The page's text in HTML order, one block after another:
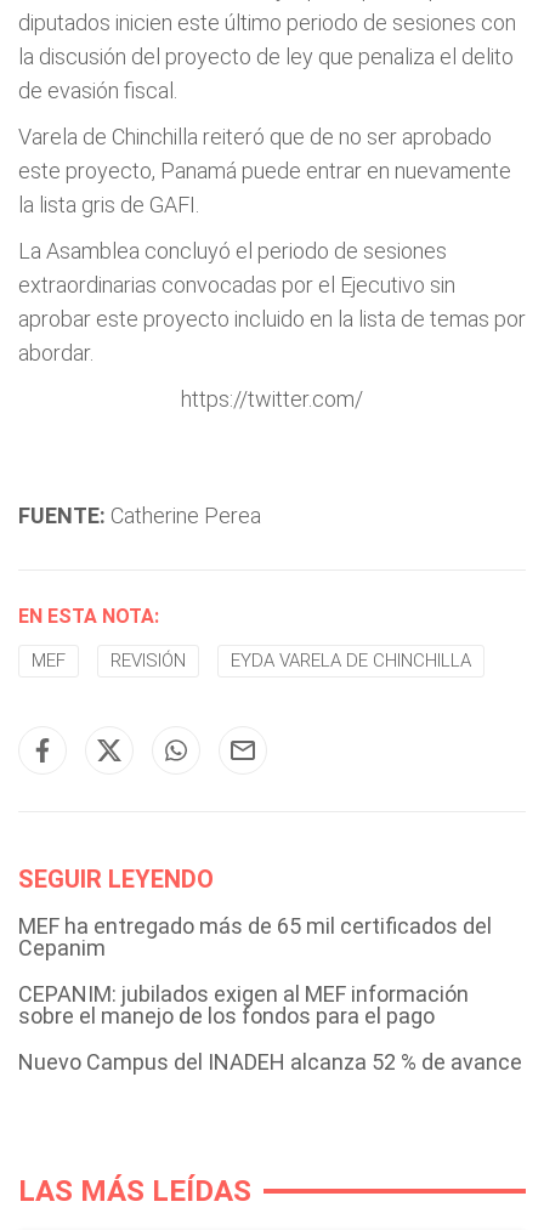
diputados inicien este último periodo de sesiones con
la discusión del proyecto de ley que penaliza el delito
de evasión fiscal.
Varela de Chinchilla reiteró que de no ser aprobado
este proyecto, Panamá puede entrar en nuevamente
la lista gris de GAFI.
La Asamblea concluyó el periodo de sesiones
extraordinarias convocadas por el Ejecutivo sin
aprobar este proyecto incluido en la lista de temas por
abordar.
https://twitter.com/
FUENTE: Catherine Perea
EN ESTA NOTA:
MEF REVISIÓN EYDA VARELA DE CHINCHILLA
SEGUIR LEYENDO
MEF ha entregado más de 65 mil certificados del
Cepanim
CEPANIM: jubilados exigen al MEF información
sobre el manejo de los fondos para el pago
Nuevo Campus del INADEH alcanza 52 % de avance
LAS MÁS LEÍDAS